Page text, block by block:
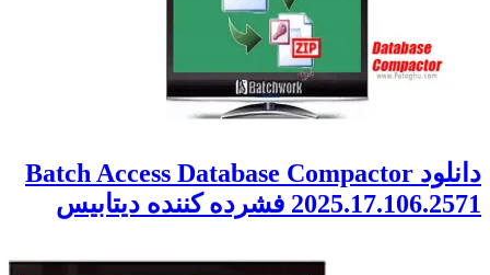
دانلود Batch Access Database Compactor
2025.17.106.2571 فشرده کننده دیتابیس